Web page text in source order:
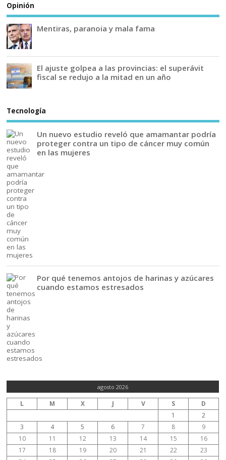
Opinión
Mentiras, paranoia y mala fama
El ajuste golpea a las provincias: el superávit
fiscal se redujo a la mitad en un año
Tecnología
Un nuevo estudio reveló que amamantar podría
proteger contra un tipo de cáncer muy común
en las mujeres
Por qué tenemos antojos de harinas y azúcares
cuando estamos estresados
agosto 2026
L M X J V S
D
1
2
3
4 5 6 7 8
9
10
11 12 13 14 15
16
17
18 19 20 21 22
23